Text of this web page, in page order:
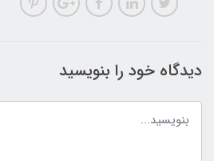
دیدگاه خود را بنویسید